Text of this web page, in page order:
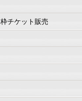
チケット販売